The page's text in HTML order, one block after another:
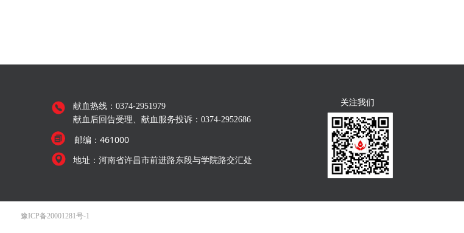
献血热线：0374-2951979
献血后回告受理、献血服务投诉：0374-2952686
地址： 河南省许昌市前进路东段与学院路交汇处
邮编： 461000
关注我们
豫ICP备20001281号-1